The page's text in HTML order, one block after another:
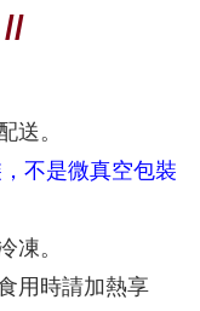
送。
不是微真空包裝
凍。
用時請加熱享